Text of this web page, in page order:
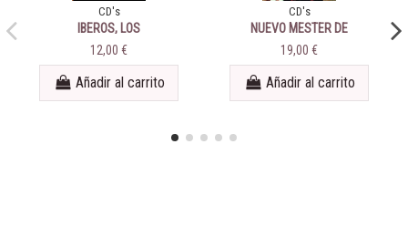
CD's
IBEROS, LOS
12,00 €
Añadir al carrito
CD's
NUEVO MESTER DE
JUGLARIA - VOL. 1
19,00 €
Añadir al carrito